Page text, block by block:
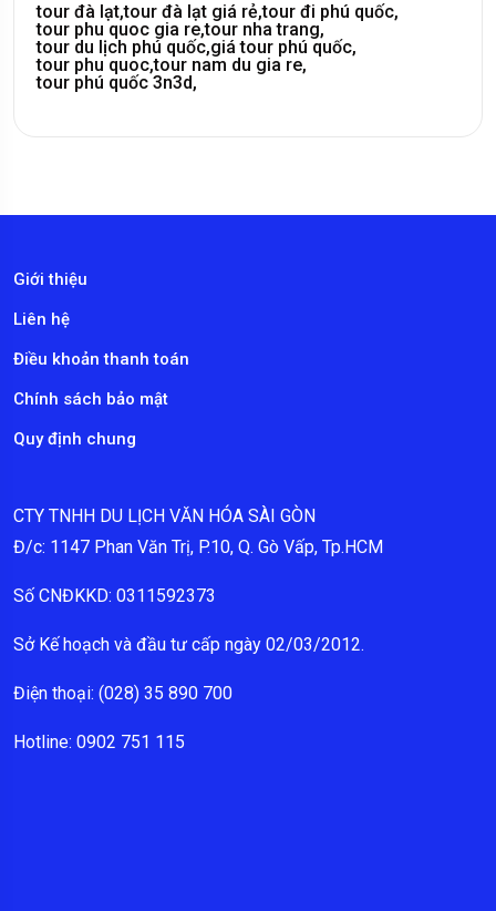
tour đà lạt,tour đà lạt giá rẻ,tour đi phú quốc,
tour phu quoc gia re,tour nha trang,
tour du lịch phú quốc,giá tour phú quốc,
tour phu quoc,tour nam du gia re,
tour phú quốc 3n3d,
Giới thiệu
Liên hệ
Điều khoản thanh toán
Chính sách bảo mật
Quy định chung
CTY TNHH DU LỊCH VĂN HÓA SÀI GÒN
Đ/c: 1147 Phan Văn Trị, P.10, Q. Gò Vấp, Tp.HCM
Số CNĐKKD: 0311592373
Sở Kế hoạch và đầu tư cấp ngày 02/03/2012.
Điện thoại: (028) 35 890 700
Hotline: 0902 751 115